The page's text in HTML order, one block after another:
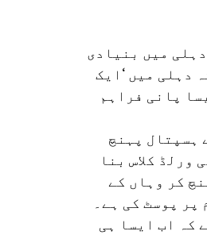
میں بنیادی
دہلی میں ‘ایک
پانی فراہم
ہسپتال پہنچ
کلاس بنا
کر وہاں کے
پر پوسٹ کی ہے۔
کہ اب ایسا ہی